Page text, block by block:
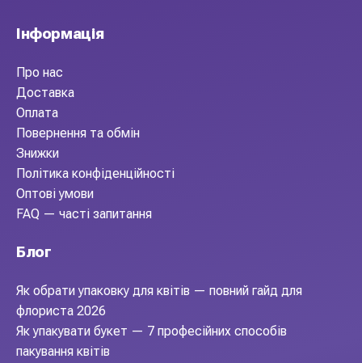
Інформація
Про нас
Доставка
Оплата
Повернення та обмін
Знижки
Політика конфіденційності
Оптові умови
FAQ — часті запитання
Блог
Як обрати упаковку для квітів — повний гайд для
флориста 2026
Як упакувати букет — 7 професійних способів
пакування квітів